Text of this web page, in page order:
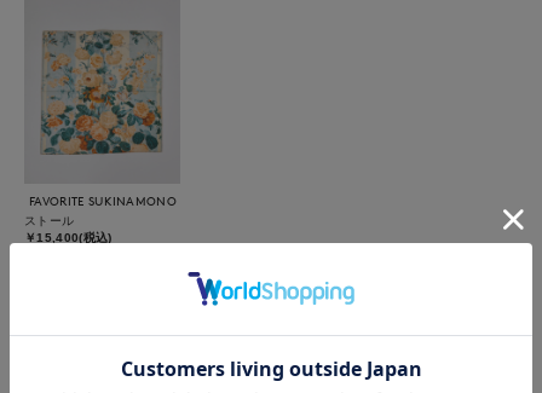
FAVORITE SUKINAMONO
ストール
￥15,400(税込)